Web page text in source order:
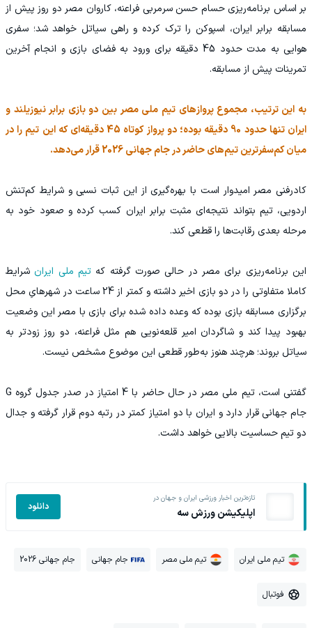
بر اساس برنامه‌ریزی حسام حسن سرمربی فراعنه، کاروان مصر دو روز پیش از
مسابقه برابر ایران، اسپوکن را ترک کرده و راهی سیاتل خواهد شد؛ سفری
هوایی به مدت حدود 45 دقیقه برای ورود به فضای بازی و انجام آخرین
تمرینات پیش از مسابقه.
به این ترتیب، مجموع پروازهای تیم ملی مصر بین دو بازی برابر نیوزیلند و
ایران تنها حدود 90 دقیقه بوده؛ دو پرواز کوتاه 45 دقیقه‌ای که این تیم را در
میان کم‌سفرترین تیم‌های حاضر در جام جهانی 2026 قرار می‌دهد.
کادرفنی مصر امیدوار است با بهره‌گیری از این ثبات نسبی و شرایط کم‌تنش
اردویی، تیم بتواند نتیجه‌ای مثبت برابر ایران کسب کرده و صعود خود به
مرحله بعدی رقابت‌ها را قطعی کند.
این برنامه‌ریزی برای مصر در حالی صورت گرفته که تیم ملی ایرانشرایط
کاملا متفاوتی را در دو بازی اخیر داشته و کمتر از 24 ساعت در شهرهایِ محل
برگزاری مسابقه بازی بوده که وعده داده شده برای بازی با مصر این وضعیت
بهبود پیدا کند و شاگردان امیر قلعه‌نویی هم مثل فراعنه، دو روز زودتر به
سیاتل بروند؛ هرچند هنوز به‌طور قطعی این موضوع مشخص نیست.
گفتنی است، تیم ملی مصر در حال حاضر با 4 امتیاز در صدر جدول گروه G
جام جهانی قرار دارد و ایران با دو امتیاز کمتر در رتبه دوم قرار گرفته و جدال
دو تیم حساسیت بالایی خواهد داشت.
تازه‌ترین اخبار ورزشی ایران و جهان در
اپلیکیشن ورزش سه دانلود
تیم ملی ایران تیم ملی مصر جام جهانی جام جهانی 2026
فوتبال